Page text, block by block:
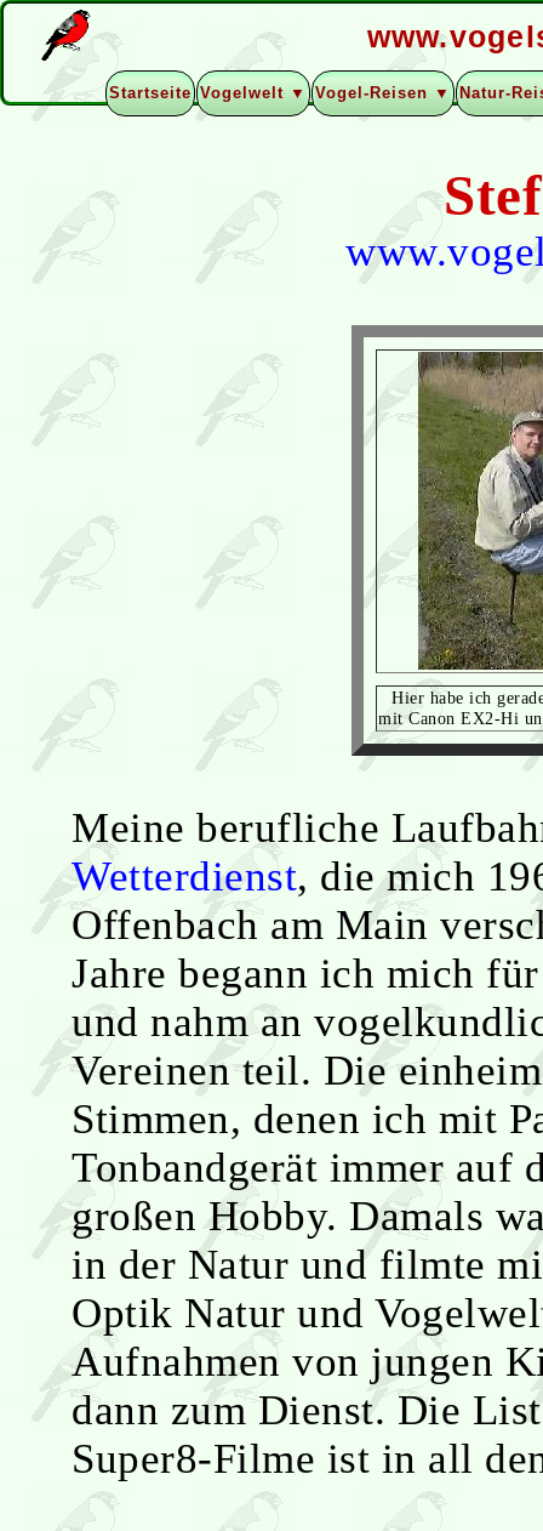
Startseite Vogelwelt ▼ Vogel-Reisen ▼ Natur-
Hier habe ich
mit Canon EX2-Hi
Meine berufliche
Wetterdienst, die mich
Offenbach am Main
Jahre begann ich mich
und nahm an
Vereinen teil. Die
Stimmen, denen ich mit
Tonbandgerät immer auf
großen Hobby. Damals
in der Natur und filmte
Optik Natur und
Aufnahmen von jungen
dann zum Dienst. Die
Super8-Filme ist in all